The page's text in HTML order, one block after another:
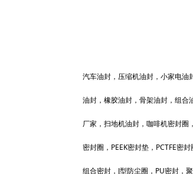
汽车油封，压缩机油封，小家电油
油封，橡胶油封，骨架油封，组合
厂家，扫地机油封，咖啡机密封
密封圈，PEEK密封垫，PCTFE密
组合密封，J型防尘圈，PU密封，